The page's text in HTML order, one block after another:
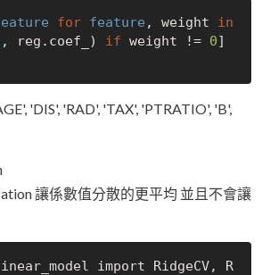
for feature , weight in
, reg.coef_) if weight != 0]
'DIS', 'RAD', 'TAX', 'PTRATIO', 'B',
讓係數值分散的更平均 並且不會讓
import RidgeCV, R